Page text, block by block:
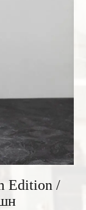
Edition /